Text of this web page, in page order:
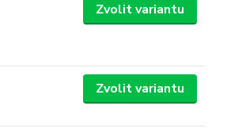
Zvolit variantu
Zvolit variantu